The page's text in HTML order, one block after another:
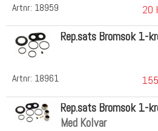
Artnr: 18959 20
Artnr: 18961
Rep.sats Bromsok 1-
Rep.sats Bromsok 1-
Med Kolvar